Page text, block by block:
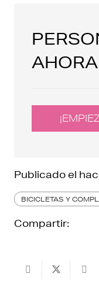
Publicado el
BICICLETAS Y
Compartir: